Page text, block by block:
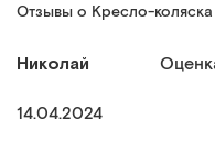
Отзывы о Кресло-
Николай
14.04.2024